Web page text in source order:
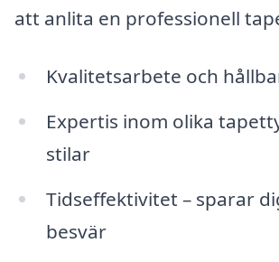
att anlita en professionell
Kvalitetsarbete och
Expertis inom olika
stilar
Tidseffektivitet – sparar
besvär